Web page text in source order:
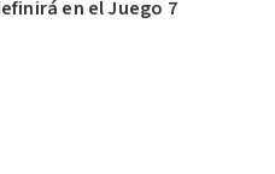
en el Juego 7